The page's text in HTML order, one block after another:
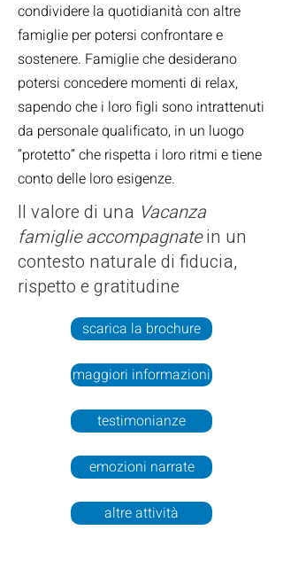
condividere la quotidianità con altre
famiglie per potersi confrontare e
sostenere. Famiglie che desiderano
potersi concedere momenti di relax,
sapendo che i loro figli sono intrattenuti
da personale qualificato, in un luogo
“protetto” che rispetta i loro ritmi e tiene
conto delle loro esigenze.
Il valore di una Vacanza
famiglie accompagnatein un
contesto naturale di fiducia,
rispetto e gratitudine
scarica la brochure
maggiori informazioni
testimonianze
emozioni narrate
altre attività